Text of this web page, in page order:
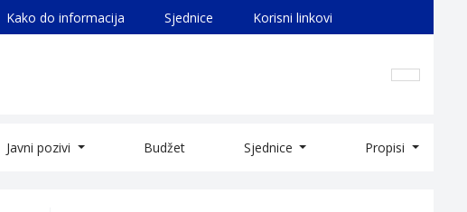
Kako do informacija Sjednice Korisni linkovi
Javni pozivi Budžet Sjednice Propisi